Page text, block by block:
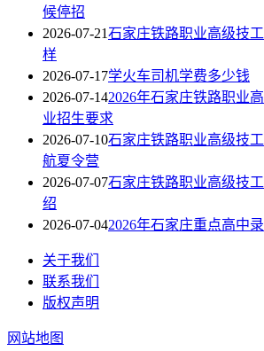
候停招
2026-07-21石家庄铁路职业高级技
样
2026-07-17学火车司机学费多少钱
2026-07-142026年石家庄铁路职业
业招生要求
2026-07-10石家庄铁路职业高级技
航夏令营
2026-07-07石家庄铁路职业高级技
绍
2026-07-042026年石家庄重点高中
关于我们
联系我们
版权声明
网站地图